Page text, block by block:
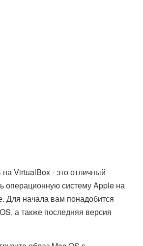
на VirtualBox - это отличный
операционную систему Apple на
Для начала вам понадобится
а также последняя версия